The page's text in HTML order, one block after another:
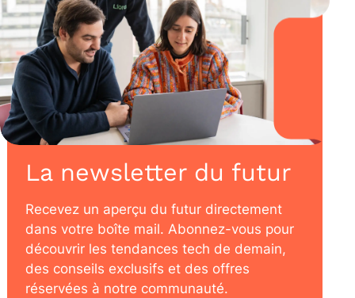
La newsletter du futur
Recevez un aperçu du futur directement
dans votre boîte mail. Abonnez-vous pour
découvrir les tendances tech de demain,
des conseils exclusifs et des offres
réservées à notre communauté.